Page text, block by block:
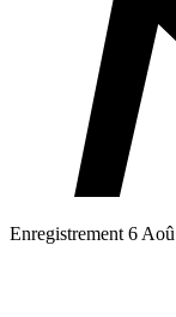
Enregistrement 6 Aoû